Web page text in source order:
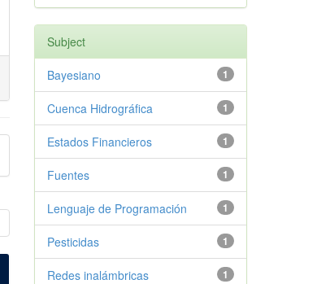
Subject
1
Bayesiano
1
Cuenca Hidrográfica
1
Estados Financieros
1
Fuentes
1
Lenguaje de Programación
1
Pesticidas
1
Redes inalámbricas